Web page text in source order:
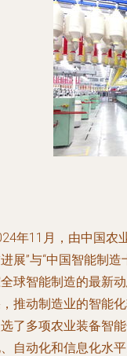
年11月，由中国农
展”与“中国智能制
球智能制造的最新
推动制造业的智能
了多项农业装备智
自动化和信息化水平